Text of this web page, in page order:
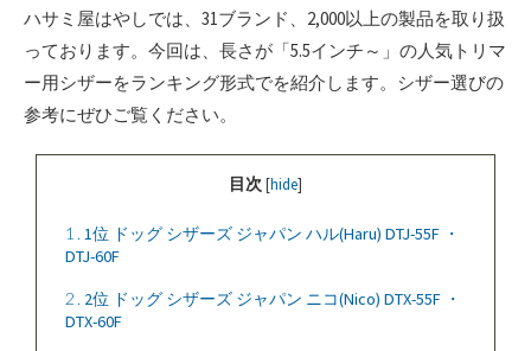
ハサミ屋はやしでは、31ブランド、2,000以上の製品を取り扱
っております。今回は、長さが「5.5インチ～」の人気トリマ
ー用シザーをランキング形式でを紹介します。シザー選びの
参考にぜひご覧ください。
目次 [hide]
1
1位 ドッグ シザーズ ジャパン ハル(Haru) DTJ-55F ・
DTJ-60F
2 2位 ドッグ シザーズ ジャパン ニコ(Nico) DTX-55F ・
DTX-60F